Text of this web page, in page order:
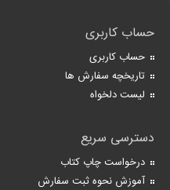
حساب کاربری
حساب کاربری
تاریخچه سفارش ها
لیست دلخواه
دسترسی سریع
درخواست چاپ کتاب
آموزش نحوه ثبت سفارش